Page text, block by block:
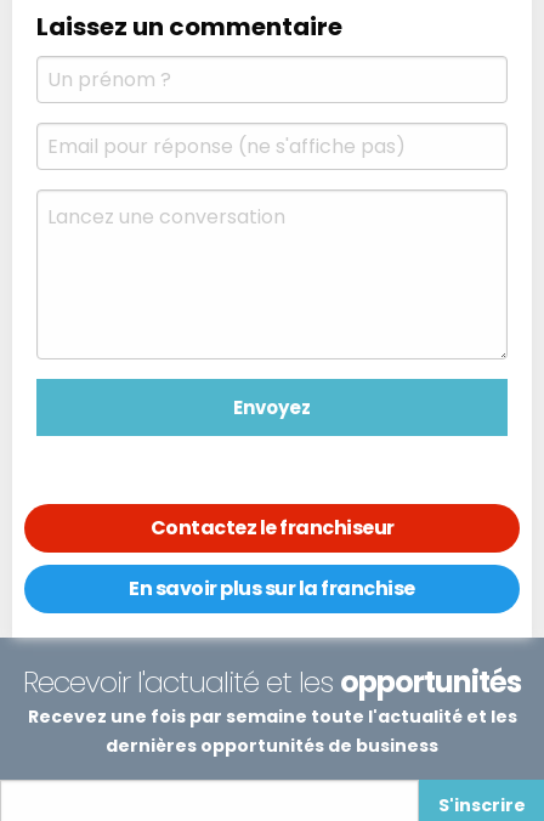
Laissez un commentaire
Contactez le franchiseur
En savoir plus sur la franchise
Recevoir l'actualité et les opportunités
Recevez une fois par semaine toute l'actualité et les
dernières opportunités de business
S'inscrire